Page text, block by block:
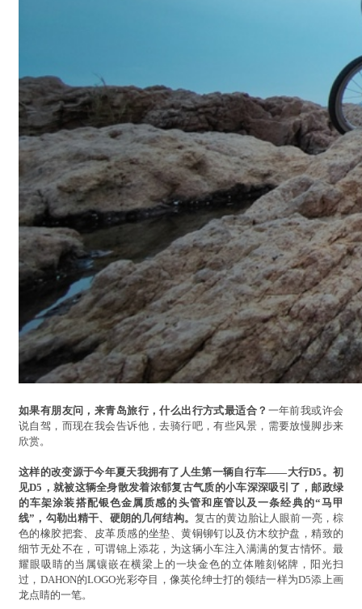
如果有朋友问，来青岛旅行，什么出行方式最适合？ 一年前我或许会
说自驾，而现在我会告诉他，去骑行吧，有些风景，需要放慢脚步来
欣赏。
这样的改变源于今年夏天我拥有了人生第一辆自行车——大行D5。初
见D5，就被这辆全身散发着浓郁复古气质的小车深深吸引了，邮政绿
的车架涂装搭配银色金属质感的头管和座管以及一条经典的“马甲
线”，勾勒出精干、硬朗的几何结构。 复古的黄边胎让人眼前一亮，棕
色的橡胶把套、皮革质感的坐垫、黄铜铆钉以及仿木纹护盘，精致的
细节无处不在，可谓锦上添花，为这辆小车注入满满的复古情怀。最
耀眼吸睛的当属镶嵌在横梁上的一块金色的立体雕刻铭牌，阳光扫
过，DAHON的LOGO光彩夺目，像英伦绅士打的领结一样为D5添上画
龙点睛的一笔。